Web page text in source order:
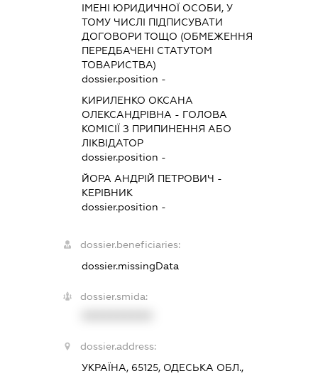
ІМЕНІ ЮРИДИЧНОЇ ОСОБИ, У
ТОМУ ЧИСЛІ ПІДПИСУВАТИ
ДОГОВОРИ ТОЩО (ОБМЕЖЕННЯ
ПЕРЕДБАЧЕНІ СТАТУТОМ
ТОВАРИСТВА)
dossier.position -
КИРИЛЕНКО ОКСАНА
ОЛЕКСАНДРІВНА - ГОЛОВА
КОМІСІЇ З ПРИПИНЕННЯ АБО
ЛІКВІДАТОР
dossier.position -
ЙОРА АНДРІЙ ПЕТРОВИЧ -
КЕРІВНИК
dossier.position -
dossier.beneficiaries:
dossier.missingData
dossier.smida:
dossier.address:
УКРАЇНА, 65125, ОДЕСЬКА ОБЛ.,